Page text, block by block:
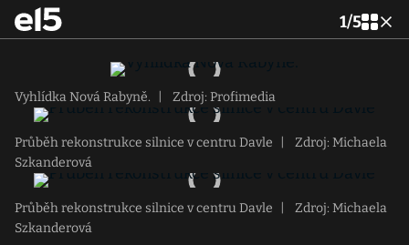
1/5
Vyhlídka Nová Rabyně. Zdroj: Profimedia
Průběh rekonstrukce silnice v centru Davle
Zdroj: Michaela
Szkanderová
Průběh rekonstrukce silnice v centru Davle
Zdroj: Michaela
Szkanderová